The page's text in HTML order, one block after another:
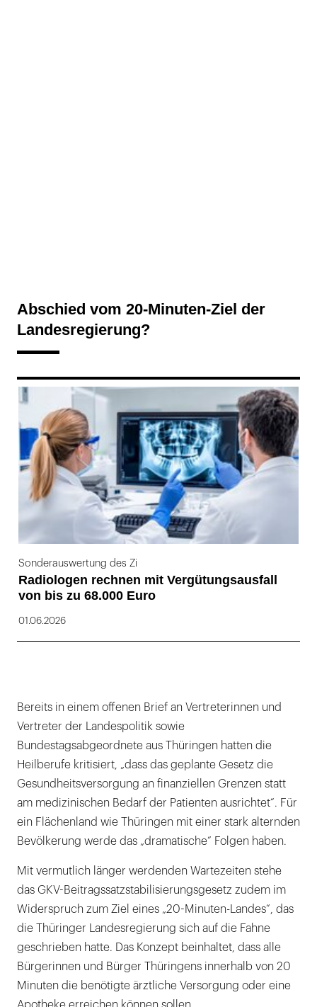
Abschied vom 20-Minuten-Ziel der
Landesregierung?
169
Sonderauswertung des Zi
Radiologen rechnen mit Vergütungsausfall
von bis zu 68.000 Euro
01.06.2026
Bereits in einem offenen Brief an Vertreterinnen und
Vertreter der Landespolitik sowie
Bundestagsabgeordnete aus Thüringen hatten die
Heilberufe kritisiert, „dass das geplante Gesetz die
Gesundheitsversorgung an finanziellen Grenzen statt
am medizinischen Bedarf der Patienten ausrichtet“. Für
ein Flächenland wie Thüringen mit einer stark alternden
Bevölkerung werde das „dramatische“ Folgen haben.
Mit vermutlich länger werdenden Wartezeiten stehe
das GKV-Beitragssatzstabilisierungsgesetz zudem im
Widerspruch zum Ziel eines „20-Minuten-Landes“, das
die Thüringer Landesregierung sich auf die Fahne
geschrieben hatte. Das Konzept beinhaltet, dass alle
Bürgerinnen und Bürger Thüringens innerhalb von 20
Minuten die benötigte ärztliche Versorgung oder eine